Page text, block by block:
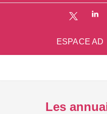
ESPACE AD
Les